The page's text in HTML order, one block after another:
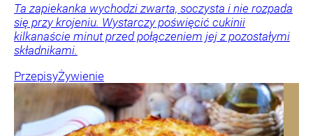
Ta zapiekanka wychodzi zwarta, soczysta i nie rozpada
się przy krojeniu. Wystarczy poświęcić cukinii
kilkanaście minut przed połączeniem jej z pozostałymi
składnikami.
PrzepisyŻywienie